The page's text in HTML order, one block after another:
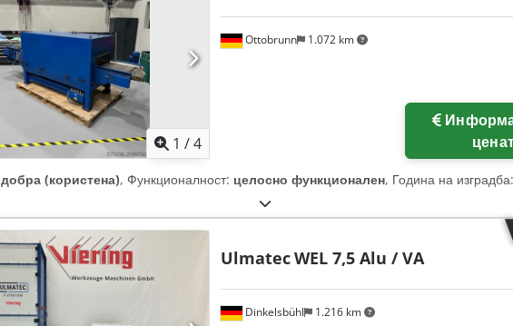
1 /4
Ottobrunn 1.072 km
добра (користена), Функционалност: целосно функционален, Година на изградба:
Dinkelsbühl 1.216 km
UlmatecWEL 7,5 Alu / VA